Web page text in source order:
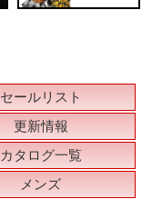
セールリスト
更新情報
カタログ一覧
メンズ